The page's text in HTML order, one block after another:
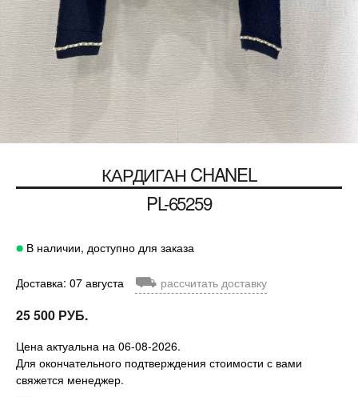
КАРДИГАН CHANEL
PL-65259
В наличии, доступно для заказа
Доставка: 07 августа ⛟ рассчитать доставку
25 500 РУБ.
Цена актуальна на 06-08-2026.
Для окончательного подтверждения стоимости с вами
свяжется менеджер.